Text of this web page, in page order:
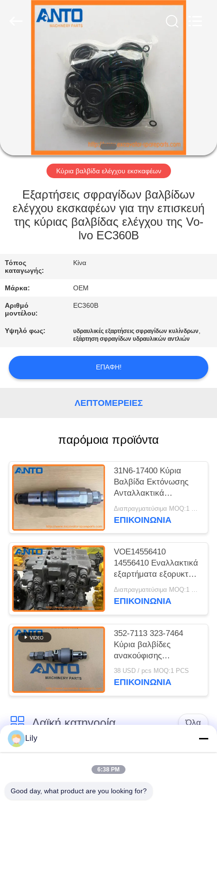
ΠΡΟΪΌΝΤΑ
ΓΎΡΟΣ
ΕΡΓΟΣΤΑΣΊΩΝ
ΠΟΙΟΤΙΚΌΣ
ΈΛΕΓΧΟΣ
SITEMAP
ΠΟΛΙΤΙΚΉ
ΑΠΟΡΡΉΤΟΥ
Κύρια βαλβίδα ελέγχου εκσκαφέων
Εξαρτήσεις σφραγίδων βαλβίδων
ελέγχου εκσκαφέων για την επισκευή
της κύριας βαλβίδας ελέγχου της Vo-
lvo EC360B
Τόπος
καταγωγής:
Κίνα
Μάρκα: OEM
Αριθμό
μοντέλου:
EC360B
Υψηλό φως: υδραυλικές εξαρτήσεις σφραγίδων κυλίνδρων,
εξάρτηση σφραγίδων υδραυλικών αντλιών
ΕΠΑΦΉ!
ΛΕΠΤΟΜΈΡΕΙΕΣ
παρόμοια προϊόντα
31N6-17400 Κύρια
Βαλβίδα Εκτόνωσης
Ανταλλακτικά
Εκσκαφέα HYUNDAI
Για R210LC-7 R220LC-
Διαπραγματεύσιμα MOQ:1 τεμ
ΕΠΙΚΟΙΝΩΝΙΑ
VOE14556410
14556410 Εναλλακτικά
εξαρτήματα εξορυκτών
βαλβίδων ελέγχου για
EC460B EC460C
Διαπραγματεύσιμα MOQ:1 PCS
ΕΠΙΚΟΙΝΩΝΙΑ
352-7113 323-7464
Κύρια βαλβίδες
ανακούφισης
Εναλλακτικά
εξαρτήματα σκάφους
38 USD / pcs MOQ:1 PCS
ΕΠΙΚΟΙΝΩΝΙΑ
Λαϊκή κατηγορία Όλα
Εκσκαφέας
Τελικό Drive
εκσκαφέων
εργαλείο
Lily
6:38 PM
Good day, what product are you looking for?